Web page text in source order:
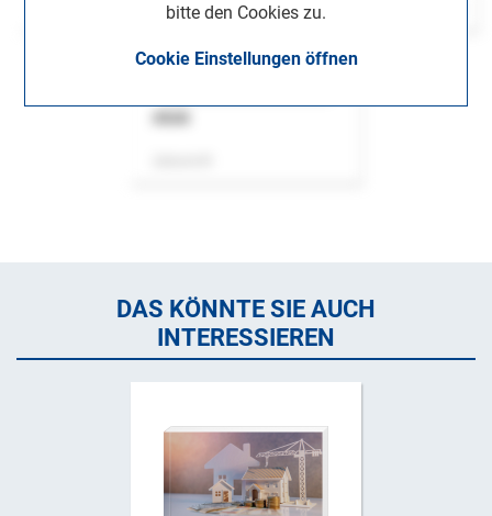
bitte den Cookies zu.
Cookie Einstellungen öffnen
DAS KÖNNTE SIE AUCH
INTERESSIEREN